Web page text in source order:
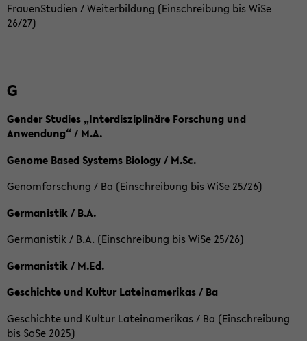
FrauenStudien / Weiterbildung (Einschreibung bis WiSe
26/27)
G
Gender Studies „Interdisziplinäre Forschung und
Anwendung“ / M.A.
Genome Based Systems Biology / M.Sc.
Genomforschung / Ba (Einschreibung bis WiSe 25/26)
Germanistik / B.A.
Germanistik / B.A. (Einschreibung bis WiSe 25/26)
Germanistik / M.Ed.
Geschichte und Kultur Lateinamerikas / Ba
Geschichte und Kultur Lateinamerikas / Ba (Einschreibung
bis SoSe 2025)